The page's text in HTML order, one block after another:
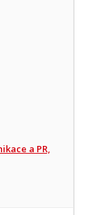
a PR,